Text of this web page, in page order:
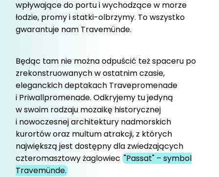
wpływające do portu i wychodzące w morze
łodzie, promy i statki-olbrzymy. To wszystko
gwarantuje nam Travemünde.
Będąc tam nie można odpuścić też spaceru po
zrekonstruowanych w ostatnim czasie,
eleganckich deptakach Travepromenade
i Priwallpromenade. Odkryjemy tu jedyną
w swoim rodzaju mozaikę historycznej
i nowoczesnej architektury nadmorskich
kurortów oraz multum atrakcji, z których
największą jest dostępny dla zwiedzających
czteromasztowy żaglowiec "Passat" – symbol
Travemünde.